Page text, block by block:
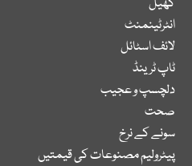
کھیل
انٹرٹینمنٹ
لائف اسٹائل
ٹاپ ٹرینڈ
دلچسپ و عجیب
صحت
سونے کے نرخ
پیٹرولیم مصنوعات کی قیمتیں